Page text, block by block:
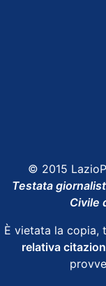
© 2015
Testata
Civile
È vietata la copia,
relativa